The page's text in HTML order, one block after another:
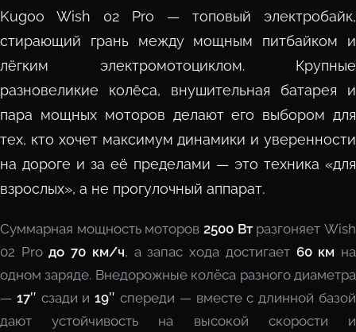
Kugoo Wish 02 Pro — топовый электробайк,
стирающий грань между мощным питбайком и
лёгким электромотоциклом. Крупные
разновеликие колёса, внушительная батарея и
пара мощных моторов делают его выбором для
тех, кто хочет максимум динамики и уверенности
на дороге и за её пределами — это техника «для
взрослых», а не прогулочный аппарат.
Суммарная мощность моторов 2500 Втразгоняет Wish
02 Proдо 70 км/ч, а запас хода достигает 60 км на
одном заряде. Внедорожные колёса разного диаметра
— 17″ сзади и19″ спереди — вместе с длинной базой
дают устойчивость на высокой скорости и